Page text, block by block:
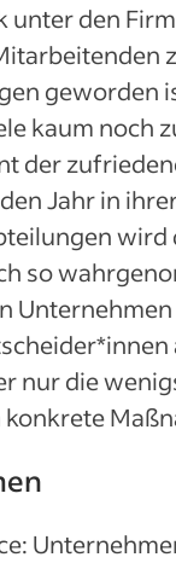
den
geworden
kaum noch
der
Jahr in
wird
so
nur die